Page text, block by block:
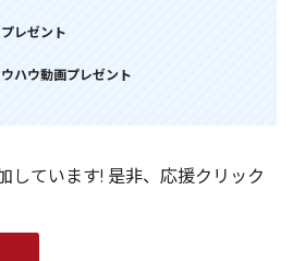
レゼント
ハウ動画プレゼント
ています! 是非、応援クリック